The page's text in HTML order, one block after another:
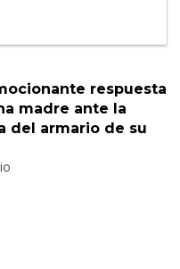
respuesta
madre ante la
del armario de su